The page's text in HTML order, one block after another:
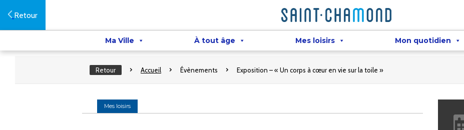
Retour
Ma Ville À tout âge Mes loisirs Mon quotidien
Retour Accueil Évènements Exposition – « Un corps à cœur en vie sur la toile »
Mes loisirs